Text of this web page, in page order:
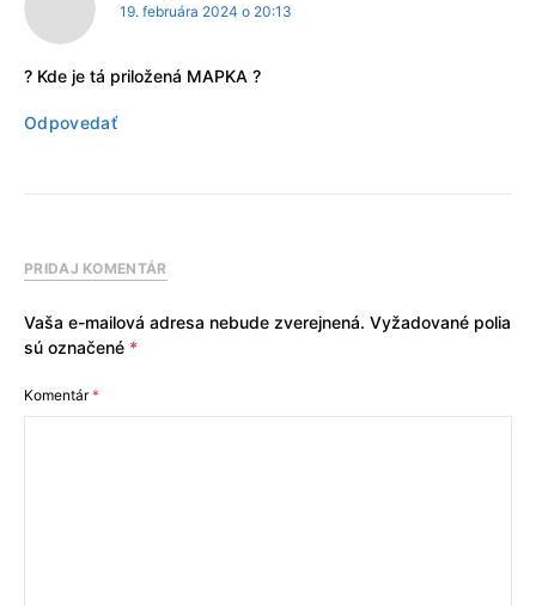
19. februára 2024 o 20:13
? Kde je tá priložená MAPKA ?
Odpovedať
PRIDAJ KOMENTÁR
Vaša e-mailová adresa nebude zverejnená. Vyžadované polia
sú označené *
Komentár*